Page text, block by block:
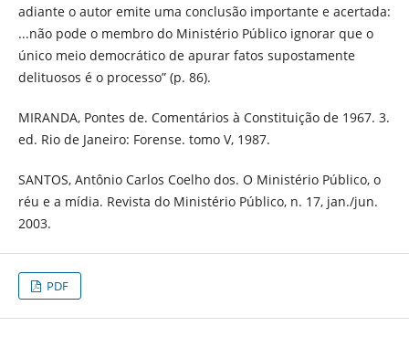
adiante o autor emite uma conclusão importante e acertada:
...não pode o membro do Ministério Público ignorar que o
único meio democrático de apurar fatos supostamente
delituosos é o processo” (p. 86).
MIRANDA, Pontes de. Comentários à Constituição de 1967. 3.
ed. Rio de Janeiro: Forense. tomo V, 1987.
SANTOS, Antônio Carlos Coelho dos. O Ministério Público, o
réu e a mídia. Revista do Ministério Público, n. 17, jan./jun.
2003.
PDF